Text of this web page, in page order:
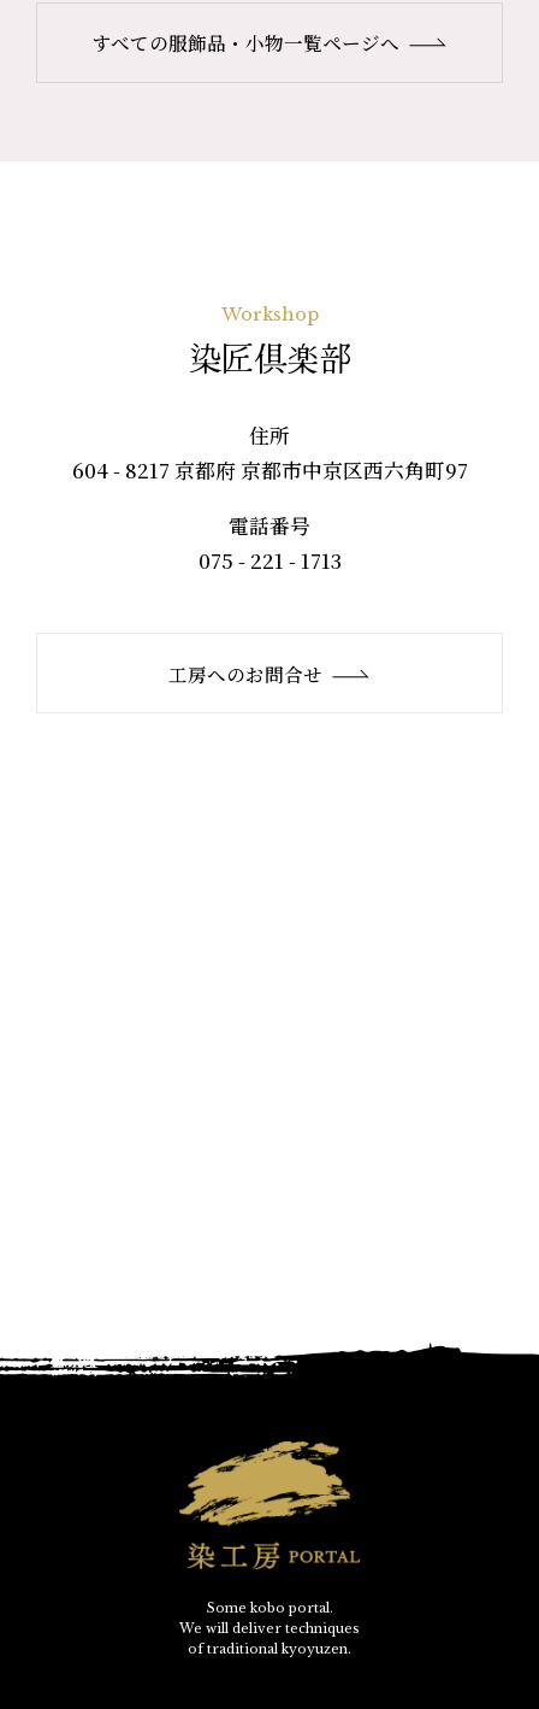
すべての服飾品・小物一覧ページへ
Workshop
染匠倶楽部
住所
604 - 8217 京都府 京都市中京区西六角町97
電話番号
075 - 221 - 1713
工房へのお問合せ
Some kobo portal.
We will deliver techniques
of traditional kyoyuzen.